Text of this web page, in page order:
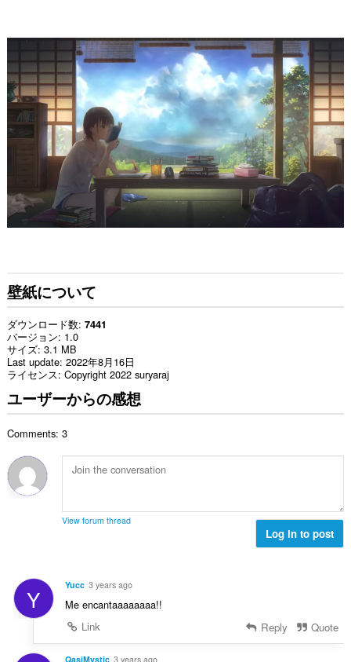
壁紙について
ダウンロード数 7441
バージョン 1.0
サイズ 3.1 MB
Last update 2022年8月16日
ライセンス Copyright 2022 suryaraj
ユーザーからの感想
Comments: 3
View forum thread
Log in to post
Y Yucc 3 years ago
Me encantaaaaaaaa!!
Link
Reply Quote
QasiMystic 3 years ago